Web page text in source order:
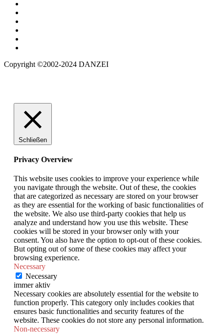
Copyright ©2002-2024 DANZEI
Schließen
Privacy Overview
This website uses cookies to improve your experience while
you navigate through the website. Out of these, the cookies
that are categorized as necessary are stored on your browser
as they are essential for the working of basic functionalities of
the website. We also use third-party cookies that help us
analyze and understand how you use this website. These
cookies will be stored in your browser only with your
consent. You also have the option to opt-out of these cookies.
But opting out of some of these cookies may affect your
browsing experience.
Necessary
Necessary
immer aktiv
Necessary cookies are absolutely essential for the website to
function properly. This category only includes cookies that
ensures basic functionalities and security features of the
website. These cookies do not store any personal information.
Non-necessary